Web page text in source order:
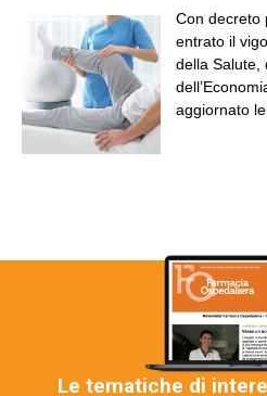
Con decreto
entrato il
della Salute,
aggiornato
Le tematiche di